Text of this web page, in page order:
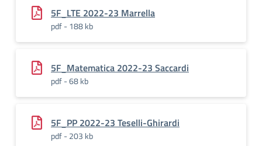
5F_LTE 2022-23 Marrella
pdf - 188 kb
5F_Matematica 2022-23 Saccardi
pdf - 68 kb
5F_PP 2022-23 Teselli-Ghirardi
pdf - 203 kb